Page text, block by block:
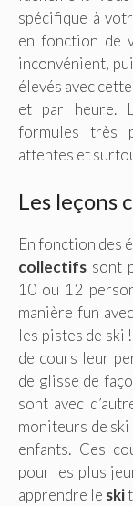
spécifique à
en fonction de
inconvénient,
élevés avec
et par heure.
formules très
attentes et
Les leçons
En fonction des
collectifs sont
10 ou 12
manière fun
les pistes de ski
de cours leur
de glisse de
sont avec
moniteurs de
enfants. Ces
pour les plus
apprendre le ski